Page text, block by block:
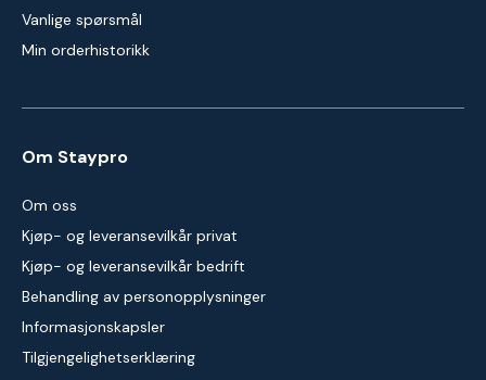
Vanlige spørsmål
Min orderhistorikk
Om Staypro
Om oss
Kjøp- og leveransevilkår privat
Kjøp- og leveransevilkår bedrift
Behandling av personopplysninger
Informasjonskapsler
Tilgjengelighetserklæring